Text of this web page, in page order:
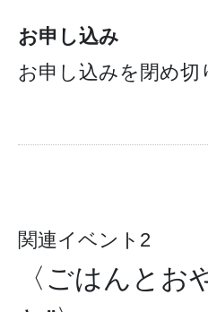
お申し込み
お申し込みを閉め切
関連イベント2
〈ごはんとお